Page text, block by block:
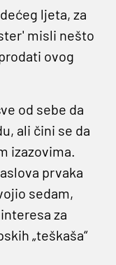
ljeta, za
misli nešto
ovog
od sebe da
ali čini se da
izazovima.
prvaka
sedam,
za
„teškaša“